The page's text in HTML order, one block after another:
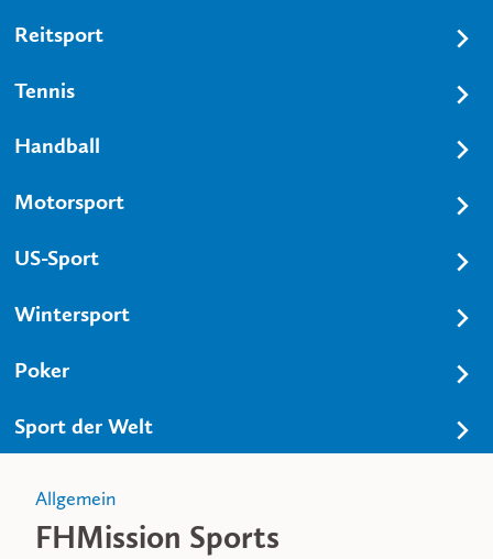
Reitsport
Tennis
Handball
Motorsport
US-Sport
Wintersport
Poker
Sport der Welt
Allgemein
FHMission Sports